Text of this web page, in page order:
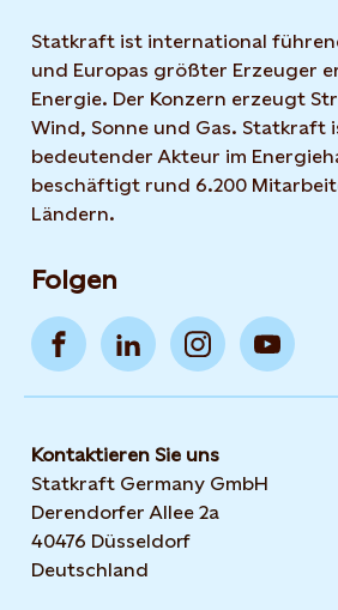
Statkraft ist international
und Europas größter Erzeuger
Energie. Der Konzern erzeugt
Wind, Sonne und Gas. Statkraft
bedeutender Akteur im
beschäftigt rund 6.200
Ländern.
Folgen
Kontaktieren Sie uns
Statkraft Germany GmbH
Derendorfer Allee 2a
40476 Düsseldorf
Deutschland